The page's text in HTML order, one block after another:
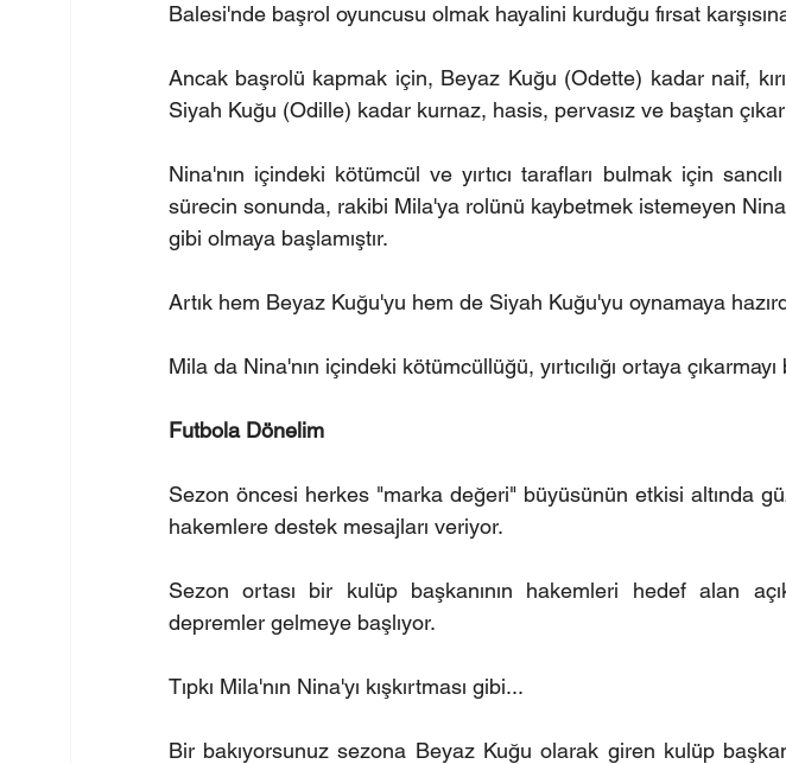
Balesi'nde başrol oyuncusu olmak hayalini kurduğu fırsat
Ancak başrolü kapmak için, Beyaz Kuğu (Odette) kadar naif,
Siyah Kuğu (Odille) kadar kurnaz, hasis, pervasız ve baştan
Nina'nın içindeki kötümcül ve yırtıcı tarafları bulmak için
sürecin sonunda, rakibi Mila'ya rolünü kaybetmek istemeyen
gibi olmaya başlamıştır.
Artık hem Beyaz Kuğu'yu hem de Siyah Kuğu'yu oynamaya
Mila da Nina'nın içindeki kötümcüllüğü, yırtıcılığı ortaya çıkarmayı
Futbola Dönelim
Sezon öncesi herkes "marka değeri" büyüsünün etkisi altında
hakemlere destek mesajları veriyor.
Sezon ortası bir kulüp başkanının hakemleri hedef alan
depremler gelmeye başlıyor.
Tıpkı Mila'nın Nina'yı kışkırtması gibi...
Bir bakıyorsunuz sezona Beyaz Kuğu olarak giren kulüp